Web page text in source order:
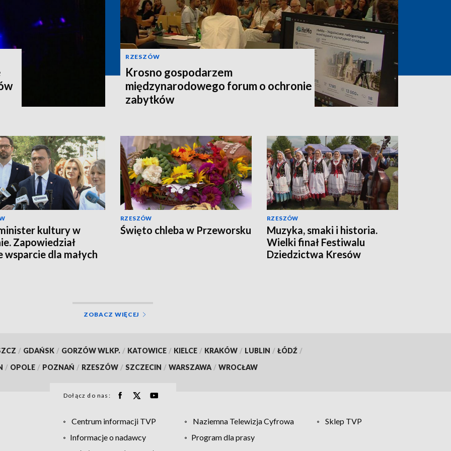
RZESZÓW
Krosno gospodarzem
międzynarodowego forum o ochronie
zabytków
kultury w
Zapowiedział
wsparcie dla małych
RZESZÓW
Święto chleba w Przeworsku
RZESZÓW
Muzyka, smaki i historia.
Wielki finał Festiwalu
Dziedzictwa Kresów
ZOBACZ WIĘCEJ
/ GDAŃSK / GORZÓW WLKP. / KATOWICE / KIELCE / KRAKÓW / LUBLIN / ŁÓDŹ /
/ OPOLE / POZNAŃ / RZESZÓW / SZCZECIN / WARSZAWA / WROCŁAW
Dołącz do nas:
Centrum informacji TVP Naziemna Telewizja Cyfrowa
Sklep TVP
Informacje o nadawcy
Program dla prasy